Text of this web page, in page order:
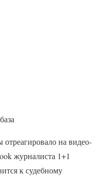
на видео-
журналиста 1+1
к судебному